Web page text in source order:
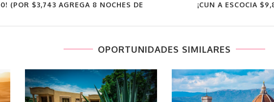
(POR $3,743 AGREGA 8 NOCHES DE
¡CUN A ESCOCIA
OPORTUNIDADES SIMILARES